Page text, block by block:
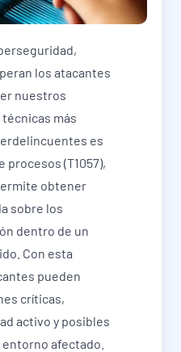
los atacantes
nuestros
más
es
(T1057),
obtener
sobre los
dentro de un
Con esta
pueden
críticas,
activo y posibles
afectado.